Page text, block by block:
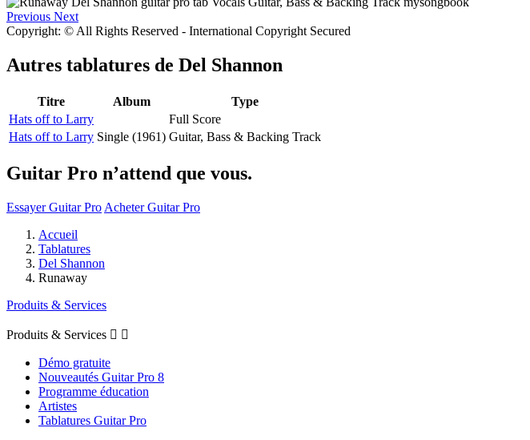
Previous Next
Copyright: © All Rights Reserved - International Copyright Secured
Autres tablatures de Del Shannon
Titre Album
Type
Hats off to Larry
Full Score
Hats off to Larry Single (1961) Guitar, Bass & Backing Track
Guitar Pro n’attend que vous.
Essayer Guitar Pro Acheter Guitar Pro
Accueil
Tablatures
Del Shannon
Runaway
Produits & Services
Produits & Services  
Démo gratuite
Nouveautés Guitar Pro 8
Programme éducation
Artistes
Tablatures Guitar Pro